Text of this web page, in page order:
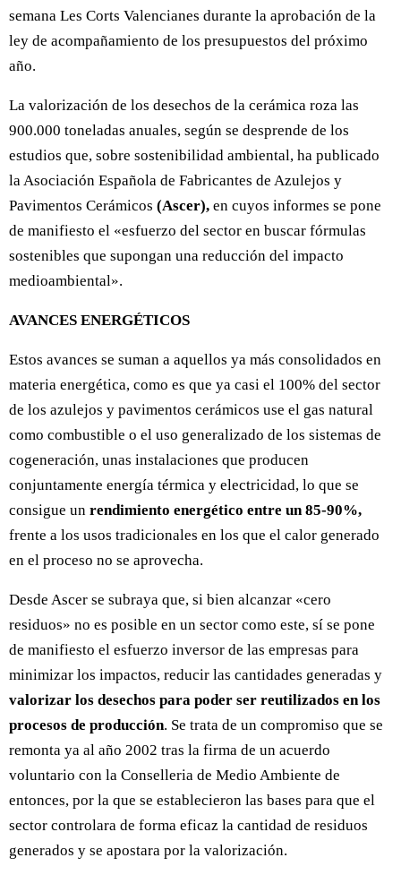
semana Les Corts Valencianes durante la aprobación de la
ley de acompañamiento de los presupuestos del próximo
año.
La valorización de los desechos de la cerámica roza las
900.000 toneladas anuales, según se desprende de los
estudios que, sobre sostenibilidad ambiental, ha publicado
la Asociación Española de Fabricantes de Azulejos y
Pavimentos Cerámicos (Ascer), en cuyos informes se pone
de manifiesto el «esfuerzo del sector en buscar fórmulas
sostenibles que supongan una reducción del impacto
medioambiental».
AVANCES ENERGÉTICOS
Estos avances se suman a aquellos ya más consolidados en
materia energética, como es que ya casi el 100% del sector
de los azulejos y pavimentos cerámicos use el gas natural
como combustible o el uso generalizado de los sistemas de
cogeneración, unas instalaciones que producen
conjuntamente energía térmica y electricidad, lo que se
consigue un rendimiento energético entre un 85-90%,
frente a los usos tradicionales en los que el calor generado
en el proceso no se aprovecha.
Desde Ascer se subraya que, si bien alcanzar «cero
residuos» no es posible en un sector como este, sí se pone
de manifiesto el esfuerzo inversor de las empresas para
minimizar los impactos, reducir las cantidades generadas y
valorizar los desechos para poder ser reutilizados en los
procesos de producción. Se trata de un compromiso que se
remonta ya al año 2002 tras la firma de un acuerdo
voluntario con la Conselleria de Medio Ambiente de
entonces, por la que se establecieron las bases para que el
sector controlara de forma eficaz la cantidad de residuos
generados y se apostara por la valorización.